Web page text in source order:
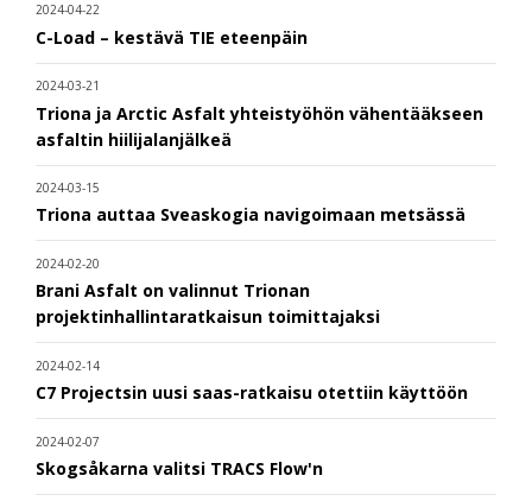
2024-04-22
C-Load – kestävä TIE eteenpäin
2024-03-21
Triona ja Arctic Asfalt yhteistyöhön vähentääkseen
asfaltin hiilijalanjälkeä
2024-03-15
Triona auttaa Sveaskogia navigoimaan metsässä
2024-02-20
Brani Asfalt on valinnut Trionan
projektinhallintaratkaisun toimittajaksi
2024-02-14
C7 Projectsin uusi saas-ratkaisu otettiin käyttöön
2024-02-07
Skogsåkarna valitsi TRACS Flow'n